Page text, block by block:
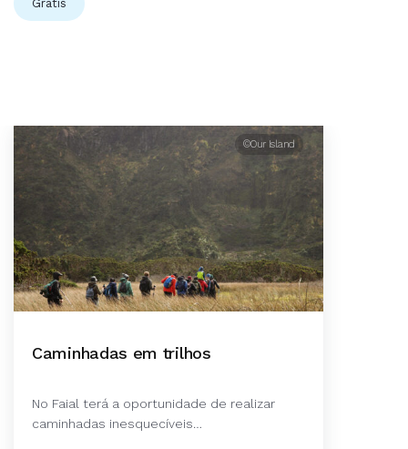
Grátis
©Our Island
Caminhadas em trilhos
No Faial terá a oportunidade de realizar
caminhadas inesquecíveis…